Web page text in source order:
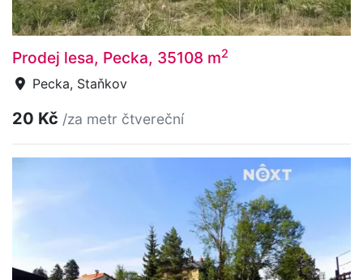
Prodej lesa, Pecka, 35108 m2
Pecka, Staňkov
20 Kč /za metr čtvereční